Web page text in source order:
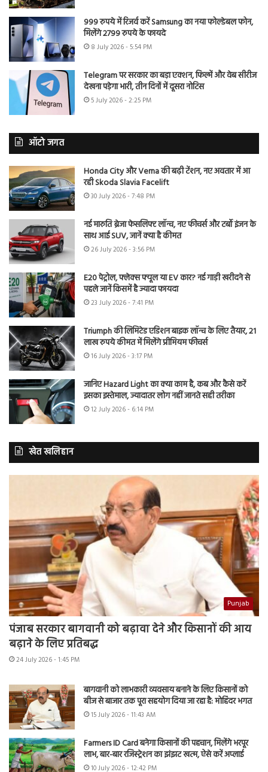
999 रुपये में रिजर्व करें Samsung का नया फोल्डेबल फोन,
मिलेंगे 2799 रुपये के फायदे
8 July 2026 - 5:54 PM
Telegram पर सरकार का बड़ा एक्शन, फिल्में और वेब सीरीज
देखना पड़ेगा भारी, तीन दिनों में दूसरा नोटिस
5 July 2026 - 2:25 PM
ऑटो जगत
Honda City और Verna की बढ़ी टेंशन, नए अवतार में आ
रही Skoda Slavia Facelift
30 July 2026 - 7:48 PM
नई मारुति ब्रेजा फेसलिफ्ट लॉन्च, नए फीचर्स और टर्बो इंजन के
साथ आई SUV, जानें क्या है कीमत
26 July 2026 - 3:56 PM
E20 पेट्रोल, फ्लेक्स फ्यूल या EV कार? नई गाड़ी खरीदने से
पहले जानें किसमें है ज्यादा फायदा
23 July 2026 - 7:41 PM
Triumph की लिमिटेड एडिशन बाइक लॉन्च के लिए तैयार, 21
लाख रुपये कीमत में मिलेंगे प्रीमियम फीचर्स
16 July 2026 - 3:17 PM
जानिए Hazard Light का क्या काम है, कब और कैसे करें
इसका इस्तेमाल, ज्यादातर लोग नहीं जानते सही तरीका
12 July 2026 - 6:14 PM
खेत खलिहान
Punjab
पंजाब सरकार बागवानी को बढ़ावा देने और किसानों की आय
बढ़ाने के लिए प्रतिबद्ध
24 July 2026 - 1:45 PM
बागवानी को लाभकारी व्यवसाय बनाने के लिए किसानों को
बीज से बाजार तक पूरा सहयोग दिया जा रहा है: मोहिंदर भगत
15 July 2026 - 11:43 AM
Farmers ID Card बनेगा किसानों की पहचान, मिलेंगे भरपूर
लाभ, बार-बार रजिस्ट्रेशन का झंझट खत्म, ऐसे करें अप्लाई
10 July 2026 - 12:42 PM